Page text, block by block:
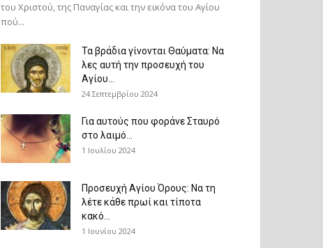
του Χριστού, της Παν­αγίας και την εικόνα του Αγίου
πού...
Τα βράδια γίνονται Θαύματα: Να
λες αυτή την προσευχή του
Αγίου...
24 Σεπτεμβρίου 2024
Για αυτούς που φοράνε Σταυρό
στο λαιμό…
1 Ιουλίου 2024
Προσευχή Αγίου Όρους: Να τη
λέτε κάθε πρωί και τίποτα
κακό...
1 Ιουνίου 2024